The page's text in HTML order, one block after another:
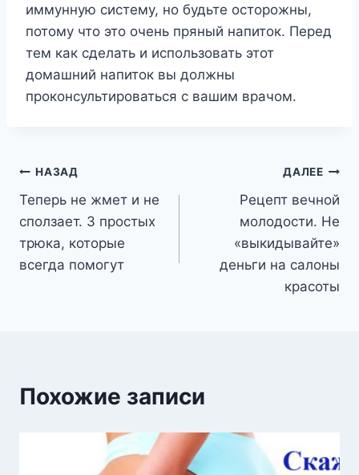
иммунную систему, но будьте осторожны,
потому что это очень пряный напиток. Перед
тем как сделать и использовать этот
домашний напиток вы должны
проконсультироваться с вашим врачом.
Навигация
по
записям
НАЗАД
Теперь не жмет и не
сползает. 3 простых
трюка, которые
всегда помогут
ДАЛЕЕ
Рецепт вечной
молодости. Не
«выкидывайте»
деньги на салоны
красоты
Похожие записи